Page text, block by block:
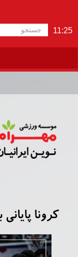
11:25
کرونا